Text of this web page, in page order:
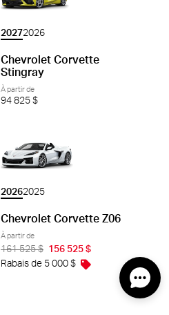
20272026
Chevrolet Corvette
Stingray
À partir de
94 825 $
20262025
Chevrolet Corvette Z06
À partir de
161 525 $ 156 525 $
Rabais de 5 000 $